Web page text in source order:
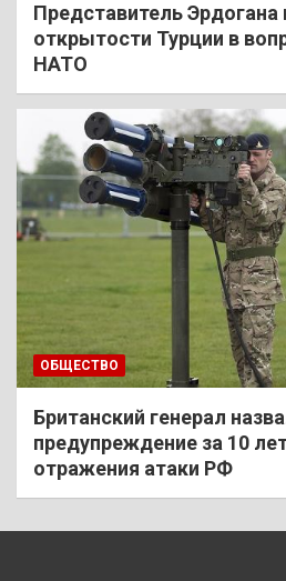
Представитель
открытости Турции в
НАТО
ОБЩЕСТВО
Британский генерал
предупреждение за 10
отражения атаки РФ